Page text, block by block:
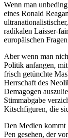
Wenn man
eines Ronald
radikalen Laisser-
europäischen
Aber wenn man
Politik anfangen,
frisch getünchte
Herrschaft des
Demagogen
Stimmabgabe
Kitschfiguren, die
Den Medien kommt
Pen gesehen, der